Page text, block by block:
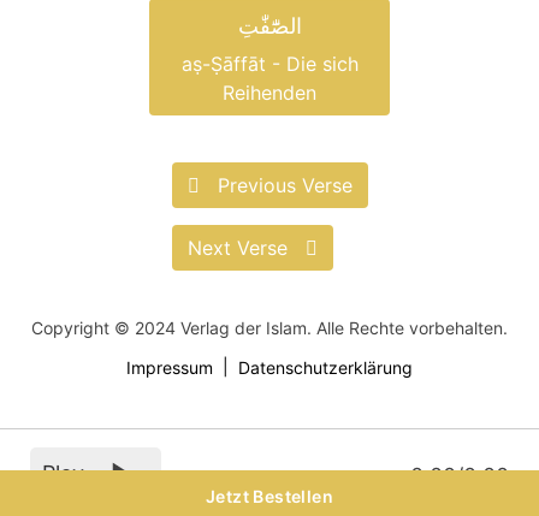
الصّٰٓفّٰتِ
aṣ-Ṣāffāt - Die sich
Reihenden
Previous Verse
Next Verse
Play 0:00/0:00
Jetzt Bestellen
Copyright © 2024 Verlag der Islam. Alle Rechte vorbehalten.
Impressum
Datenschutzerklärung